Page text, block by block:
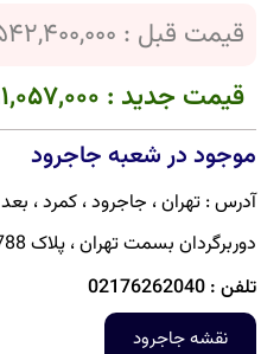
قیمت قبل : 1,542,400,000 تومان
قیمت جدید : 1,311,057,000 تومان
موجود در شعبه جاجرود
آدرس : تهران ، جاجرود ، کمرد ،
دوربرگردان بسمت تهران ، پلاک 788
تلفن : 02176262040
نقشه جاجرود